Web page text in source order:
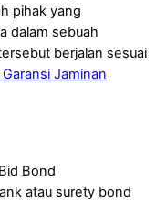
pihak yang
dalam sebuah
berjalan sesuai
Jaminan
Bond
atau surety bond